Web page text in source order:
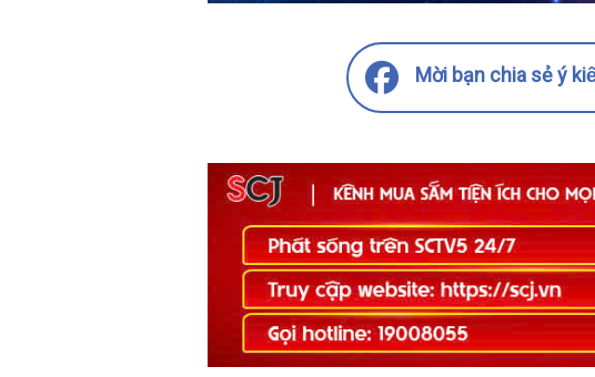
Mời bạn chia sẻ ý